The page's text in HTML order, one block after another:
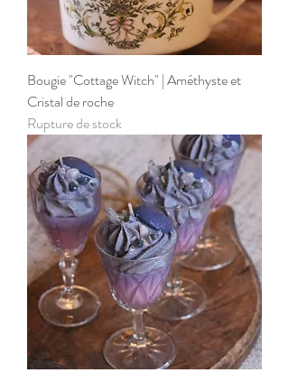
Bougie "Cottage Witch" | Améthyste et
Cristal de roche
Rupture de stock